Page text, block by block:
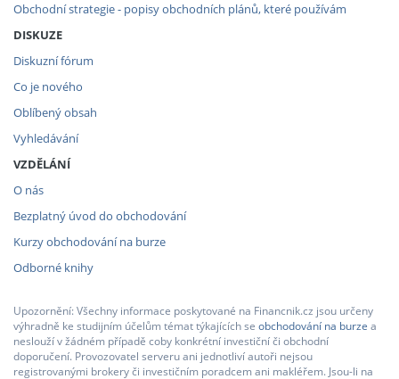
Obchodní strategie - popisy obchodních plánů, které používám
DISKUZE
Diskuzní fórum
Co je nového
Oblíbený obsah
Vyhledávání
VZDĚLÁNÍ
O nás
Bezplatný úvod do obchodování
Kurzy obchodování na burze
Odborné knihy
Upozornění: Všechny informace poskytované na Financnik.cz jsou určeny
výhradně ke studijním účelům témat týkajících se obchodování na burze a
neslouží v žádném případě coby konkrétní investiční či obchodní
doporučení. Provozovatel serveru ani jednotliví autoři nejsou
registrovanými brokery či investičním poradcem ani makléřem. Jsou-li na